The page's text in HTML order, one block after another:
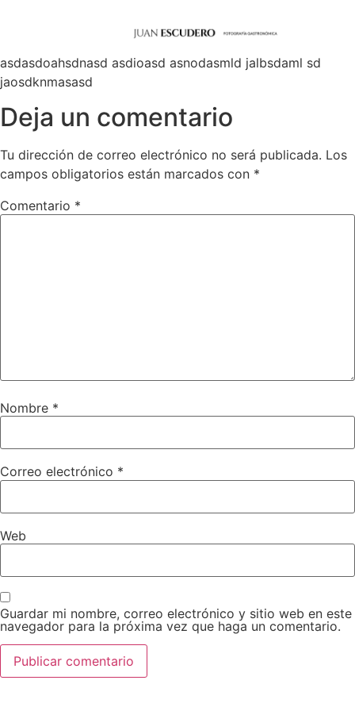
asdasdoahsdnasd asdioasd asnodasmld jalbsdaml sd
jaosdknmasasd
Deja un comentario
Tu dirección de correo electrónico no será publicada. Los
campos obligatorios están marcados con *
Comentario *
Nombre *
Correo electrónico *
Web
Guardar mi nombre, correo electrónico y sitio web en este
navegador para la próxima vez que haga un comentario.